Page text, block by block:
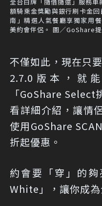
額騎乘金獎勵與銀行刷卡金
南」精選人氣餐廳享獨家用
美約會伴侶。 圖／GoShare
不僅如此，現在只
2.7.0版本，就
「GoShare Select
看詳細介紹，讓情
使用GoShare
折起優惠。
約會要「穿」的
White」，讓你成